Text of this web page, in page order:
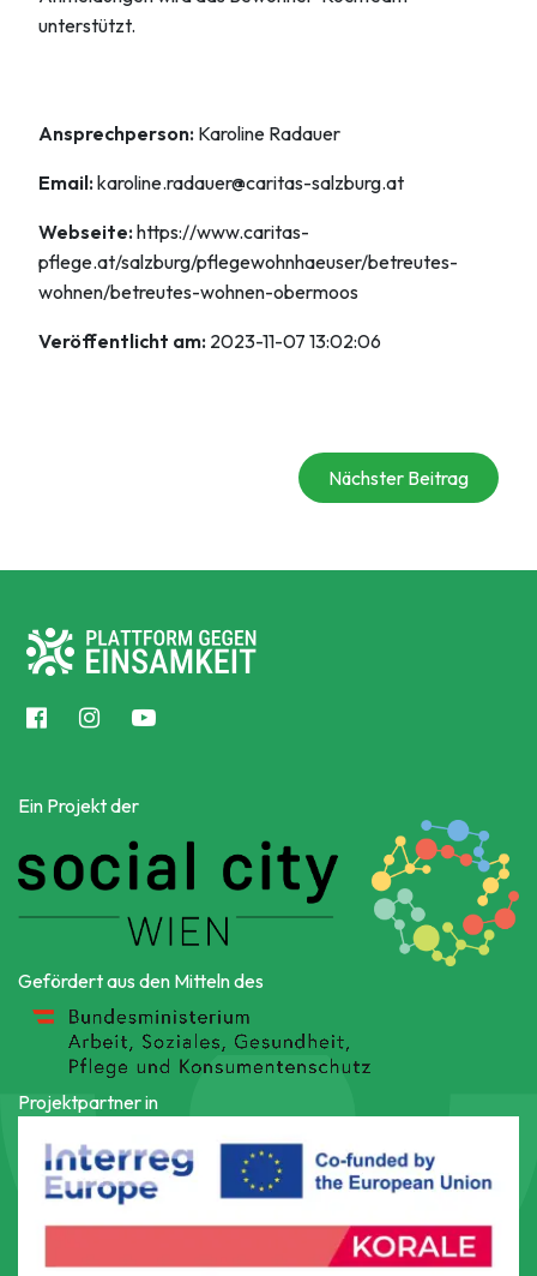
unterstützt.
Ansprechperson: Karoline Radauer
Email:karoline.radauer@caritas-salzburg.at
Webseite:https://www.caritas-
pflege.at/salzburg/pflegewohnhaeuser/betreutes-
wohnen/betreutes-wohnen-obermoos
Veröffentlicht am: 2023-11-07 13:02:06
Nächster Beitrag
Ein Projekt der
Gefördert aus den Mitteln des
Projektpartner in